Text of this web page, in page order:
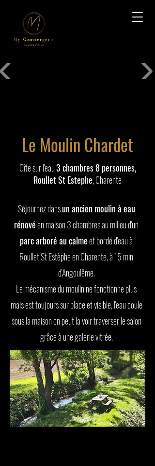
Le Moulin Chardet
Gîte sur l'eau3 chambres 8 personnes,
Roullet St Estephe, Charente
Séjournez dansun ancien moulin à eau
rénovéen maison 3 chambres au milieu d'un
parc arboré au calmeet bordé d'eau à
Roullet St Estèphe en Charente, à 15 min
d'Angoulême.
Le mécanisme du moulin ne fonctionne plus
mais est toujours sur place et visible, l'eau coule
sous la maison on peut la voir traverser le salon
grâce à une galerie vitrée.